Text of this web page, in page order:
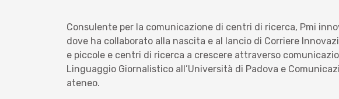
Consulente per la comunicazione di centri di ricerca, Pmi
dove ha collaborato alla nascita e al lancio di Corriere
e piccole e centri di ricerca a crescere attraverso
Linguaggio Giornalistico all’Università di Padova e
ateneo.